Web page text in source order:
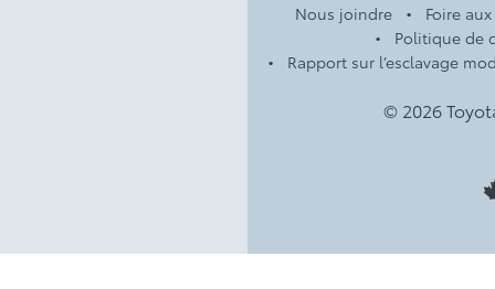
Nous joindre
Foire
Politique de
Rapport sur l’esclavage
© 2026